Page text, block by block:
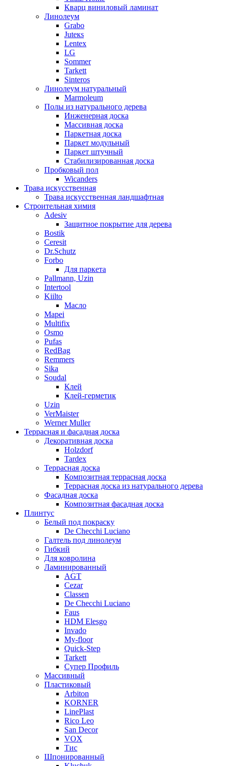
Кварц виниловый ламинат
Линолеум
Grabo
Juteкs
Lentex
LG
Sommer
Tarkett
Sinteros
Линолеум натуральный
Marmoleum
Полы из натурального дерева
Инженерная доска
Массивная доска
Паркетная доска
Паркет модульный
Паркет штучный
Стабилизированная доска
Пробковый пол
Wicanders
Трава искусственная
Трава искусственная ландшафтная
Строительная химия
Adesiv
Защитное покрытие для дерева
Bostik
Ceresit
Dr.Schutz
Forbo
Для паркета
Pallmann, Uzin
Intertool
Kiilto
Масло
Mapei
Multifix
Osmo
Pufas
RedBag
Remmers
Sika
Soudal
Клей
Клей-герметик
Uzin
VerMaister
Werner Muller
Террасная и фасадная доска
Декоративная доска
Holzdorf
Tardex
Террасная доска
Композитная террасная доска
Террасная доска из натурального дерева
Фасадная доска
Композитная фасадная доска
Плинтус
Белый под покраску
De Checchi Luciano
Галтель под линолеум
Гибкий
Для ковролина
Ламинированный
AGT
Cezar
Classen
De Checchi Luciano
Faus
HDM Elesgo
Invado
My-floor
Quick-Step
Tarkett
Супер Профиль
Массивный
Пластиковый
Arbiton
KORNER
LinePlast
Rico Leo
San Decor
VOX
Тис
Шпонированный